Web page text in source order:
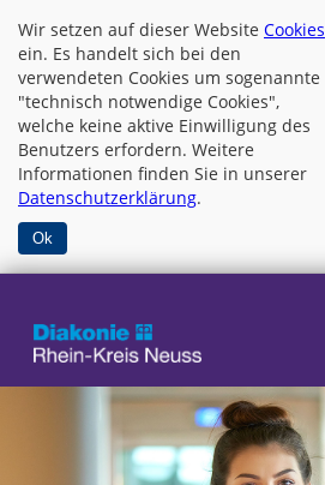
Wir setzen auf dieser Website Cookies
ein. Es handelt sich bei den
verwendeten Cookies um sogenannte
"technisch notwendige Cookies",
welche keine aktive Einwilligung des
Benutzers erfordern. Weitere
Informationen finden Sie in unserer
Datenschutzerklärung.
Ok